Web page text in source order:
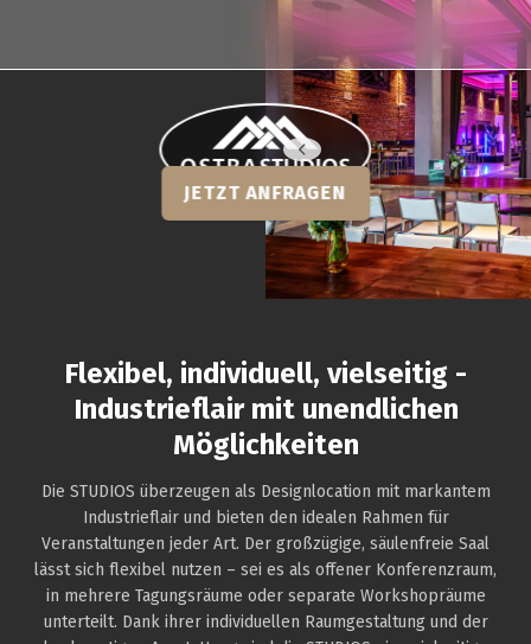
OSTRA-STUDIOS: Conference and
JETZT ANFRAGEN
Flexibel, individuell, vielseitig -
Industrieflair mit unendlichen
Möglichkeiten
Die STUDIOS überzeugen als Designlocation mit markantem
Industrieflair und bieten den idealen Rahmen für
Veranstaltungen jeder Art. Der großzügige, säulenfreie Saal
lässt sich flexibel nutzen – sei es als offener Konferenzraum,
in mehrere Tagungsräume oder separate Workshopräume
unterteilt. Dank ihrer individuellen Raumgestaltung und der